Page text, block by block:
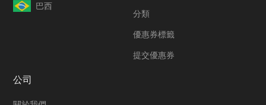
巴西
分類
優惠券標籤
提交優惠券
公司